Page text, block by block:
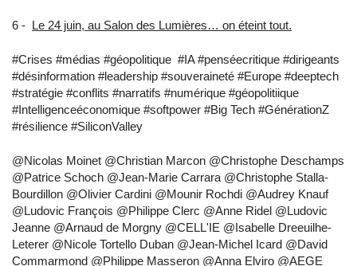
6 - Le 24 juin, au Salon des Lumières… on éteint tout.
#Crises #médias #géopolitique #IA #penséecritique #dirigeants
#désinformation #leadership #souveraineté #Europe #deeptech
#stratégie #conflits #narratifs #numérique #géopolitiique
#Intelligenceéconomique #softpower #Big Tech #GénérationZ
#résilience #SiliconValley
@Nicolas Moinet @Christian Marcon @Christophe Deschamps
@Patrice Schoch @Jean-Marie Carrara @Christophe Stalla-
Bourdillon @Olivier Cardini @Mounir Rochdi @Audrey Knauf
@Ludovic François @Philippe Clerc @Anne Ridel @Ludovic
Jeanne @Arnaud de Morgny @CELL'IE @Isabelle Dreeuilhe-
Leterer @Nicole Tortello Duban @Jean-Michel Icard @David
Commarmond @Philippe Masseron @Anna Elviro @AEGE